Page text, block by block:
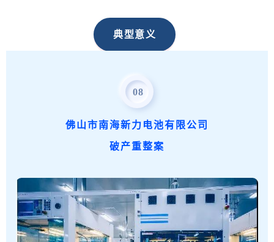
典型意义
。涉案企业重整成功，盘活土地
。该案中，禅城法院积极引导当事人协商选定
管理人，为后续重整谈判奠定了有力基础。同
业的运营价值，实现“保主体”“稳就业”效果。
08
佛山市南海新力电池有限公司
破产重整案